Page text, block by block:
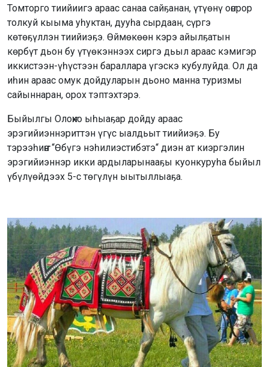
Томторго тиийиигэ араас санаа сайҕанан, үтүөнү оҥорор
толкуй кыыма уһуктан, дууһа сырдаан, сүргэ
көтөҕүллэн тиийиэҕэ. Өймөкөөн кэрэ айылҕатын
көрбүт дьон бу үтүөкэннээх сиргэ дьыл араас кэмигэр
иккистээн-үһүстээн бараллара үгэскэ кубулуйда. Ол да
иһин араас омук дойдуларын дьоно манна туризмы
сайыннаран, орох тэптэхтэрэ.
Быйылгы Олоҥхо ыһыаҕар дойду араас
эрэгийиэннэриттэн үгүс ыалдьыт тиийиэҕэ. Бу
тэрээһиҥҥэ “Өбүгэ нэһилиэстибэтэ“ диэн ат киэргэлин
эрэгийиэннэр икки ардыларынааҕы куонкуруһа быйыл
үбүлүөйдээх 5-с төгүлүн ыытыллыаҕа.